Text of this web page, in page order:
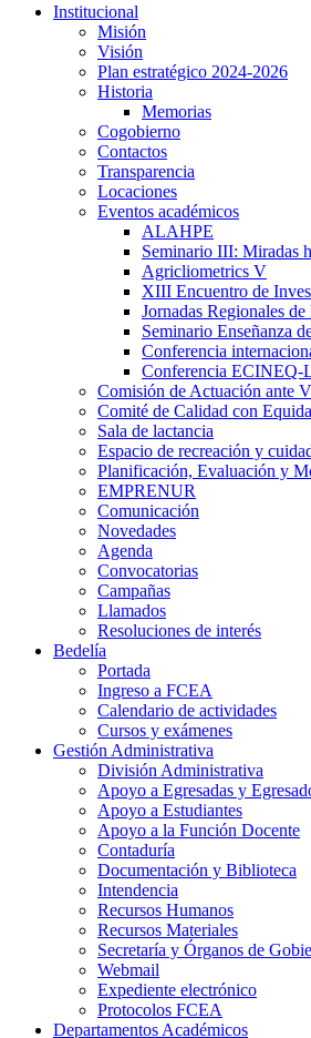
Institucional
Misión
Visión
Plan estratégico 2024-2026
Historia
Memorias
Cogobierno
Contactos
Transparencia
Locaciones
Eventos académicos
ALAHPE
Seminario III: Miradas
Agricliometrics V
XIII Encuentro de
Jornadas Regionales
Seminario Enseñanza
Conferencia
Conferencia ECINEQ-
Comisión de Actuación ante
Comité de Calidad con
Sala de lactancia
Espacio de recreación y
Planificación, Evaluación y
EMPRENUR
Comunicación
Novedades
Agenda
Convocatorias
Campañas
Llamados
Resoluciones de interés
Bedelía
Portada
Ingreso a FCEA
Calendario de actividades
Cursos y exámenes
Gestión Administrativa
División Administrativa
Apoyo a Egresadas y
Apoyo a Estudiantes
Apoyo a la Función Docente
Contaduría
Documentación y Biblioteca
Intendencia
Recursos Humanos
Recursos Materiales
Secretaría y Órganos de
Webmail
Expediente electrónico
Protocolos FCEA
Departamentos Académicos